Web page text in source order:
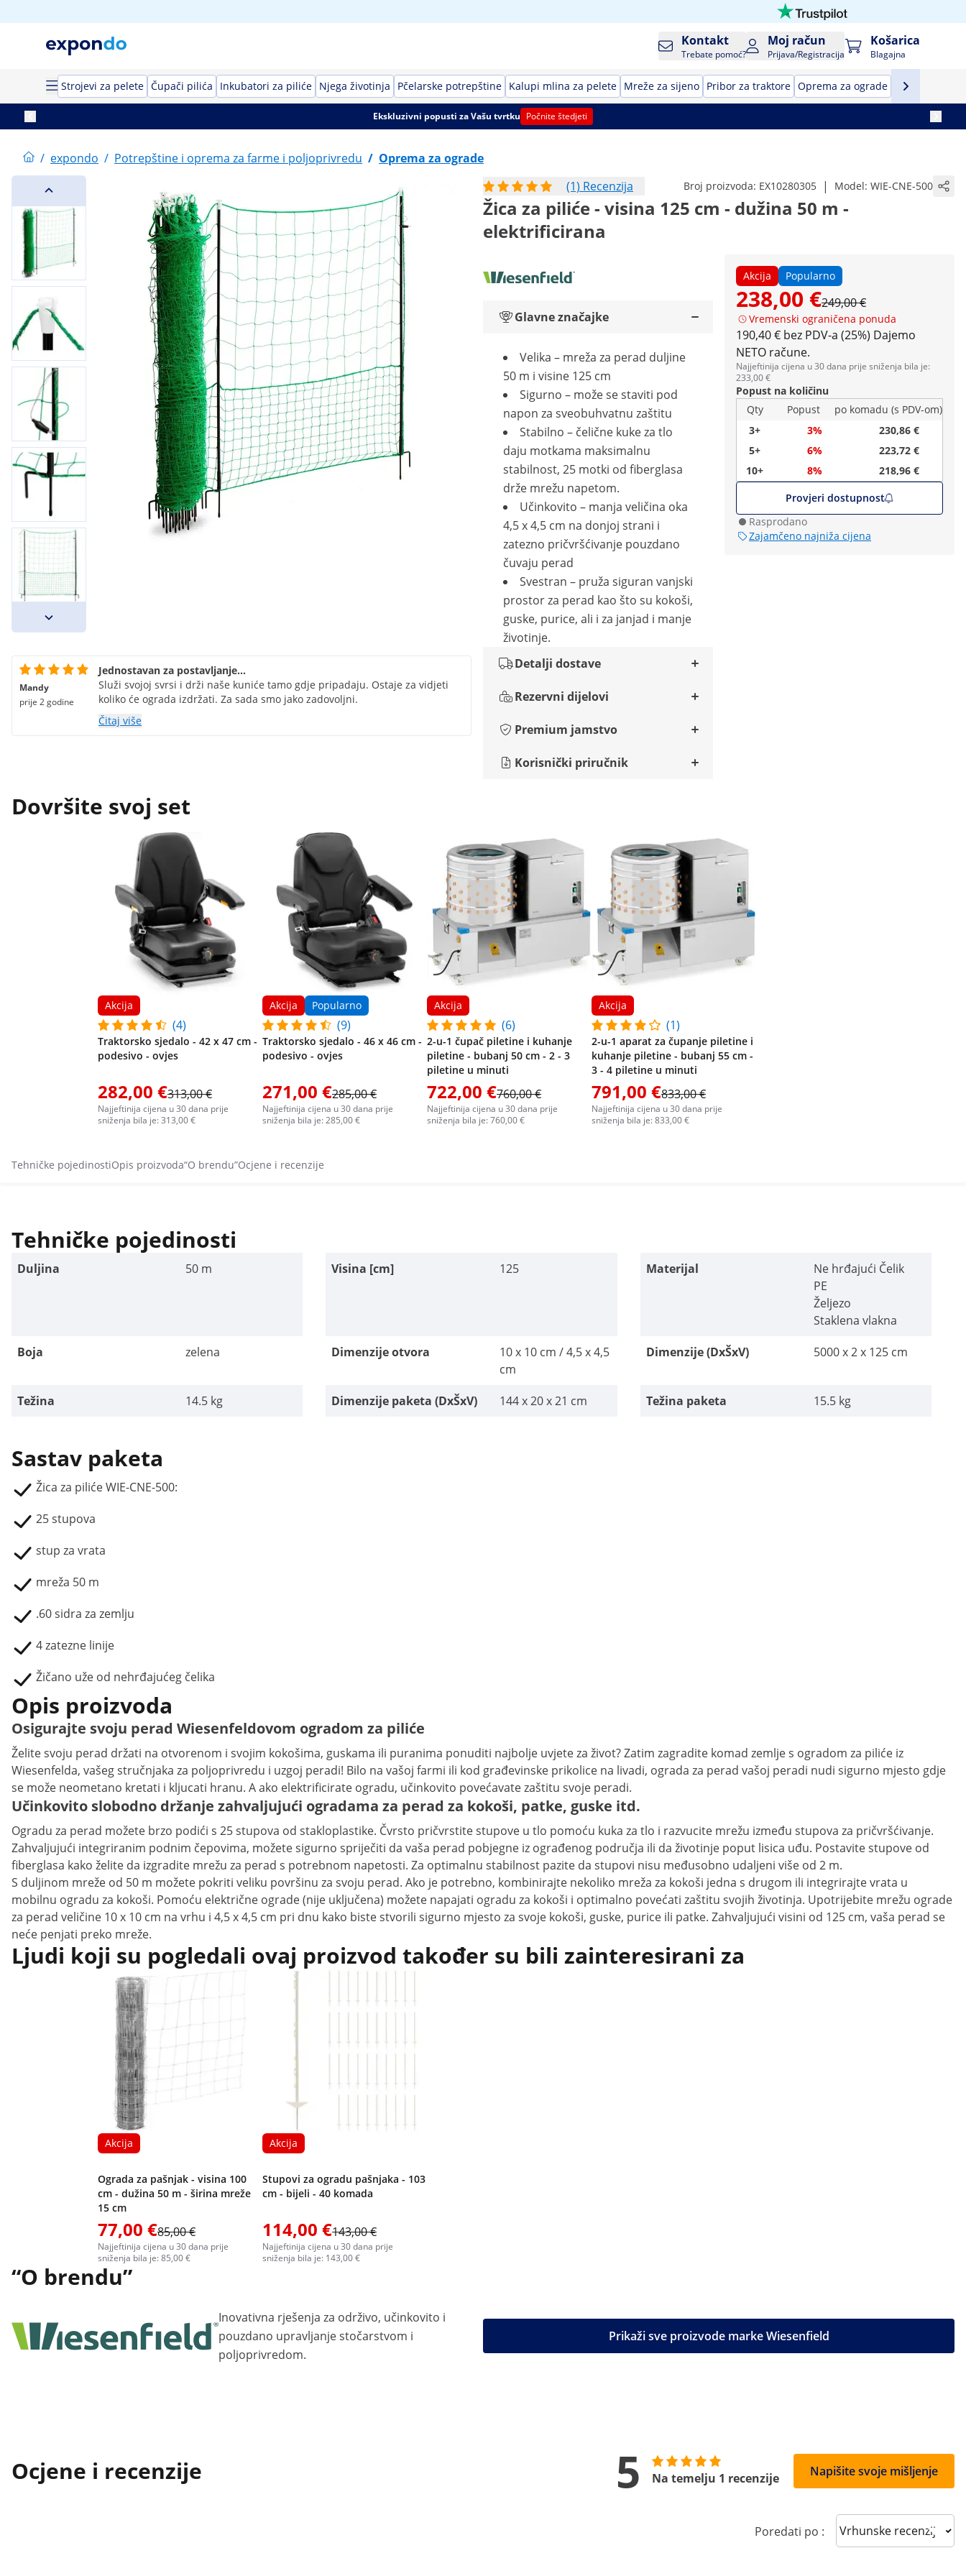
Kontakt
Trebate pomoć?
Moj račun
Prijava/Registracija
Košarica
Blagajna
Strojevi za pelete Čupači pilića Inkubatori za piliće Njega životinja Pčelarske potrepštine Kalupi mlina za pelete Mreže za sijeno Pribor za traktore Oprema za ograde Potrepštine
Ekskluzivni popusti za Vašu tvrtku Počnite štedjeti
/ expondo / Potrepštine i oprema za farme i poljoprivredu / Oprema za ograde
(1) Recenzija
Broj proizvoda: EX10280305 | Model: WIE-CNE-500
Žica za piliće - visina 125 cm - dužina 50 m -
elektrificirana
Akcija Popularno
238,00 €249,00 €
Vremenski ograničena ponuda
190,40 € bez PDV-a (25%) Dajemo
NETO račune.
Najjeftinija cijena u 30 dana prije sniženja bila je:
233,00 €
Popust na količinu
Qty
Popust
po komadu (s PDV-om)
3+
3%
230,86 €
5+
6%
223,72 €
10+
8%
218,96 €
Provjeri dostupnost
Rasprodano
Zajamčeno najniža cijena
Glavne značajke
Velika – mreža za perad duljine
50 m i visine 125 cm
Sigurno – može se staviti pod
napon za sveobuhvatnu zaštitu
Stabilno – čelične kuke za tlo
daju motkama maksimalnu
stabilnost, 25 motki od fiberglasa
drže mrežu napetom.
Učinkovito – manja veličina oka
4,5 x 4,5 cm na donjoj strani i
zatezno pričvršćivanje pouzdano
čuvaju perad
Svestran – pruža siguran vanjski
prostor za perad kao što su kokoši,
guske, purice, ali i za janjad i manje
životinje.
Detalji dostave
Rezervni dijelovi
Premium jamstvo
Korisnički priručnik
Mandy
prije 2 godine
Jednostavan za postavljanje...
Služi svojoj svrsi i drži naše kuniće tamo gdje pripadaju. Ostaje za vidjeti
koliko će ograda izdržati. Za sada smo jako zadovoljni.
Čitaj više
Dovršite svoj set
Akcija
(4)
Traktorsko sjedalo - 42 x 47 cm -
podesivo - ovjes
282,00 €313,00 €
Najjeftinija cijena u 30 dana prije
sniženja bila je: 313,00 €
Akcija Popularno
(9)
Traktorsko sjedalo - 46 x 46 cm -
podesivo - ovjes
271,00 €285,00 €
Najjeftinija cijena u 30 dana prije
sniženja bila je: 285,00 €
Akcija
(6)
2-u-1 čupač piletine i kuhanje
piletine - bubanj 50 cm - 2 - 3
piletine u minuti
722,00 €760,00 €
Najjeftinija cijena u 30 dana prije
sniženja bila je: 760,00 €
Akcija
(1)
2-u-1 aparat za čupanje piletine i
kuhanje piletine - bubanj 55 cm -
3 - 4 piletine u minuti
791,00 €833,00 €
Najjeftinija cijena u 30 dana prije
sniženja bila je: 833,00 €
Tehničke pojedinostiOpis proizvoda“O brendu”Ocjene i recenzije
Tehničke pojedinosti
Duljina 50 m Visina [cm] 125 Materijal
Ne hrđajući Čelik
PE
Željezo
Staklena vlakna
Boja
zelena Dimenzije otvora
10 x 10 cm / 4,5 x 4,5
cm
Dimenzije (DxŠxV) 5000 x 2 x 125 cm
Težina 14.5 kg Dimenzije paketa (DxŠxV) 144 x 20 x 21 cm Težina paketa 15.5 kg
Sastav paketa
Žica za piliće WIE-CNE-500:
25 stupova
stup za vrata
mreža 50 m
.60 sidra za zemlju
4 zatezne linije
Žičano uže od nehrđajućeg čelika
Opis proizvoda
Osigurajte svoju perad Wiesenfeldovom ogradom za piliće
Želite svoju perad držati na otvorenom i svojim kokošima, guskama ili puranima ponuditi najbolje uvjete za život? Zatim zagradite komad zemlje s ogradom za piliće iz
Wiesenfelda, vašeg stručnjaka za poljoprivredu i uzgoj peradi! Bilo na vašoj farmi ili kod građevinske prikolice na livadi, ograda za perad vašoj peradi nudi sigurno mjesto gdje
se može neometano kretati i kljucati hranu. A ako elektrificirate ogradu, učinkovito povećavate zaštitu svoje peradi.
Učinkovito slobodno držanje zahvaljujući ogradama za perad za kokoši, patke, guske itd.
Ogradu za perad možete brzo podići s 25 stupova od stakloplastike. Čvrsto pričvrstite stupove u tlo pomoću kuka za tlo i razvucite mrežu između stupova za pričvršćivanje.
Zahvaljujući integriranim podnim čepovima, možete sigurno spriječiti da vaša perad pobjegne iz ograđenog područja ili da životinje poput lisica uđu. Postavite stupove od
fiberglasa kako želite da izgradite mrežu za perad s potrebnom napetosti. Za optimalnu stabilnost pazite da stupovi nisu međusobno udaljeni više od 2 m.
S duljinom mreže od 50 m možete pokriti veliku površinu za svoju perad. Ako je potrebno, kombinirajte nekoliko mreža za kokoši jedna s drugom ili integrirajte vrata u
mobilnu ogradu za kokoši. Pomoću električne ograde (nije uključena) možete napajati ogradu za kokoši i optimalno povećati zaštitu svojih životinja. Upotrijebite mrežu ograde
za perad veličine 10 x 10 cm na vrhu i 4,5 x 4,5 cm pri dnu kako biste stvorili sigurno mjesto za svoje kokoši, guske, purice ili patke. Zahvaljujući visini od 125 cm, vaša perad se
neće penjati preko mreže.
Ljudi koji su pogledali ovaj proizvod također su bili zainteresirani za
Akcija
Ograda za pašnjak - visina 100
cm - dužina 50 m - širina mreže
15 cm
77,00 €85,00 €
Najjeftinija cijena u 30 dana prije
sniženja bila je: 85,00 €
Akcija
Stupovi za ogradu pašnjaka - 103
cm - bijeli - 40 komada
114,00 €143,00 €
Najjeftinija cijena u 30 dana prije
sniženja bila je: 143,00 €
“O brendu”
Inovativna rješenja za održivo, učinkovito i
pouzdano upravljanje stočarstvom i
poljoprivredom.
Prikaži sve proizvode marke Wiesenfield
Ocjene i recenzije 5 Na temelju 1 recenzije Napišite svoje mišljenje
Poredati po : Sort reviews